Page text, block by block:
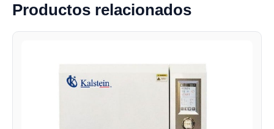
Productos relacionados